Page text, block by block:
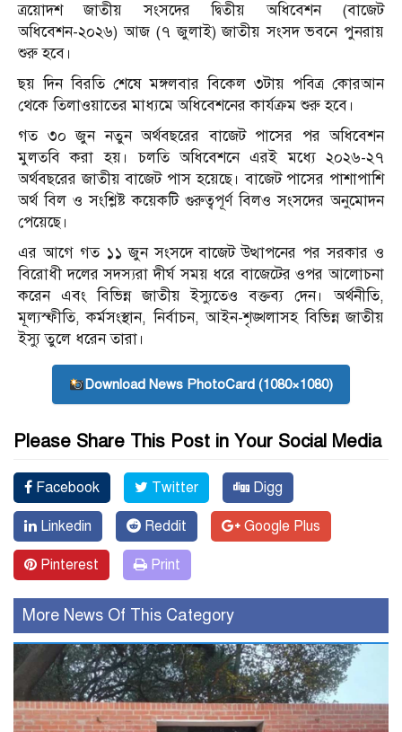
ত্রয়োদশ জাতীয় সংসদের দ্বিতীয় অধিবেশন (বাজেট
অধিবেশন-২০২৬) আজ (৭ জুলাই) জাতীয় সংসদ ভবনে পুনরায়
শুরু হবে।
ছয় দিন বিরতি শেষে মঙ্গলবার বিকেল ৩টায় পবিত্র কোরআন
থেকে তিলাওয়াতের মাধ্যমে অধিবেশনের কার্যক্রম শুরু হবে।
গত ৩০ জুন নতুন অর্থবছরের বাজেট পাসের পর অধিবেশন
মুলতবি করা হয়। চলতি অধিবেশনে এরই মধ্যে ২০২৬-২৭
অর্থবছরের জাতীয় বাজেট পাস হয়েছে। বাজেট পাসের পাশাপাশি
অর্থ বিল ও সংশ্লিষ্ট কয়েকটি গুরুত্বপূর্ণ বিলও সংসদের অনুমোদন
পেয়েছে।
এর আগে গত ১১ জুন সংসদে বাজেট উত্থাপনের পর সরকার ও
বিরোধী দলের সদস্যরা দীর্ঘ সময় ধরে বাজেটের ওপর আলোচনা
করেন এবং বিভিন্ন জাতীয় ইস্যুতেও বক্তব্য দেন। অর্থনীতি,
মূল্যস্ফীতি, কর্মসংস্থান, নির্বাচন, আইন-শৃঙ্খলাসহ বিভিন্ন জাতীয়
ইস্যু তুলে ধরেন তারা।
Download News PhotoCard (1080×1080)
Please Share This Post in Your Social Media
Facebook Twitter Digg
Linkedin Reddit Google Plus
Pinterest Print
More News Of This Category